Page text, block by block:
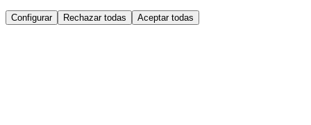
Configurar Rechazar todas Aceptar todas